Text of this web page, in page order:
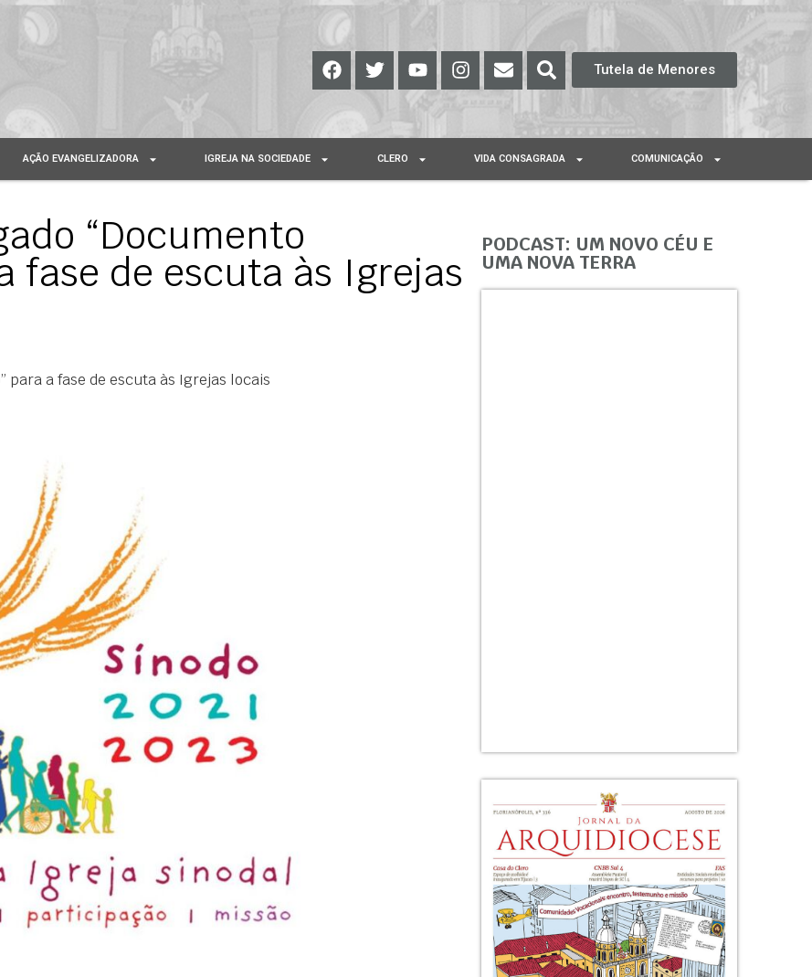
Tutela de Menores
AÇÃO EVANGELIZADORA IGREJA NA SOCIEDADE CLERO VIDA CONSAGRADA COMUNICAÇÃO
“Documento
fase de escuta às Igrejas
para a fase de escuta às Igrejas locais
PODCAST: UM NOVO CÉU E
UMA NOVA TERRA